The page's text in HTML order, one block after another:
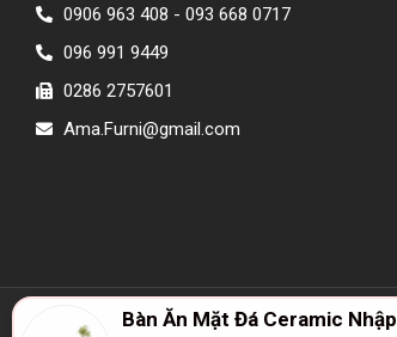
0906 963 408 - 093 668 0717
096 991 9449
0286 2757601
Ama.Furni@gmail.com
Bàn Ăn Mặt Đá Ceramic Nhập